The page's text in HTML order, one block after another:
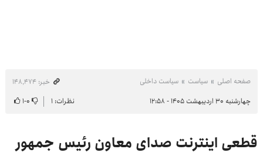
صفحه اصلی سیاست سیاست داخلی
خبر: ۱۴۸٬۴۷۴
چهارشنبه ۳۰ اردیبهشت ۱۴۰۵ - ۱۲:۵۸
نظرات: ۱ ۰-۱
قطعی اینترنت صدای معاون رئیس جمهور